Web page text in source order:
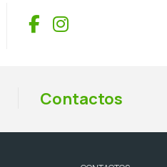
Facebook
Instagram
Contactos